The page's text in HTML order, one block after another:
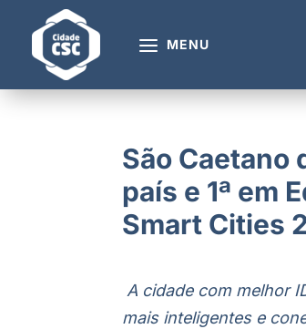
MENU
São Caetano
país e 1ª em
Smart Cities
A cidade com melhor
mais inteligentes e